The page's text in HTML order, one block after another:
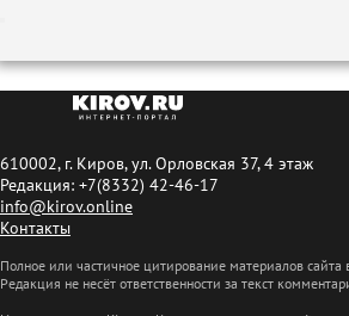
610002, г. Киров, ул. Орловская 37, 4 этаж
Редакция: +7(8332) 42-46-17
info@kirov.online
Контакты
Полное или частичное цитирование материалов
Редакция не несёт ответственности за текст